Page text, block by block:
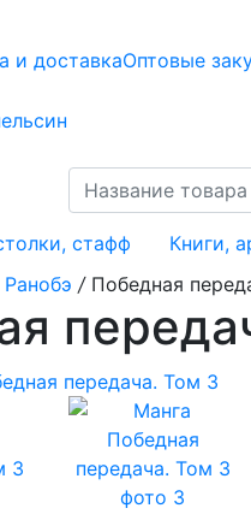
и доставкаОптовые
стафф Книги,
/ Победная